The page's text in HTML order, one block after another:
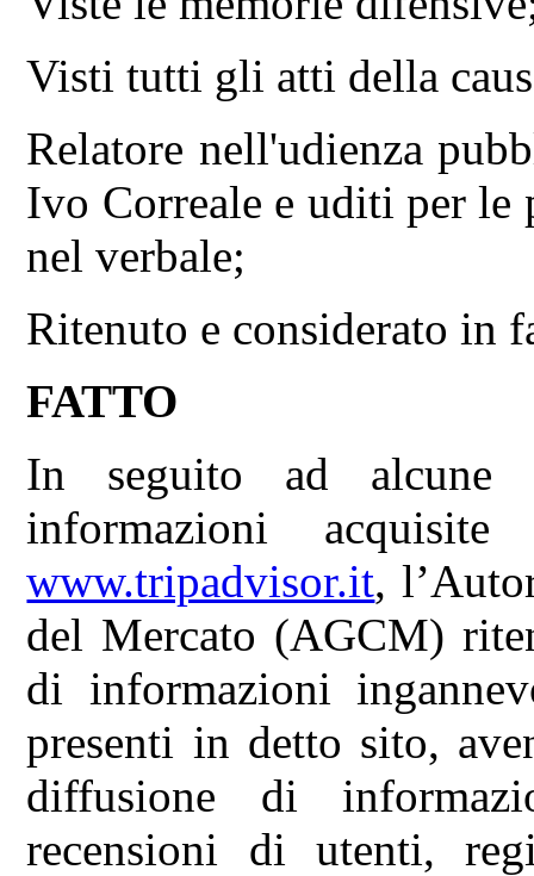
Visti tutti gli atti della
Relatore nell'udienza
Ivo Correale e uditi per le
nel verbale;
Ritenuto e considerato in
FATTO
In seguito ad alcune
informazioni
www.tripadvisor.it,
del Mercato (AGCM)
di informazioni
presenti in detto sito,
diffusione di
recensioni di utenti,